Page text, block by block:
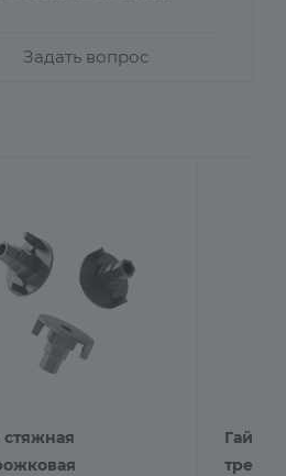
Задать вопрос
стяжная
Гайка